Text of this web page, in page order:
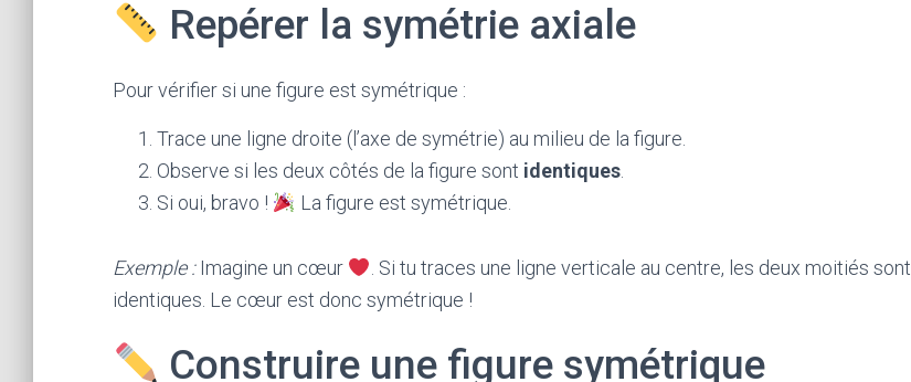
Repérer la symétrie axiale
Pour vérifier si une figure est symétrique :
Trace une ligne droite (l’axe de symétrie) au milieu de la figure.
Observe si les deux côtés de la figure sont identiques
Si oui, bravo !
La figure est symétrique.
Exemple :Imagine un cœur
. Si tu traces une ligne verticale au centre, les deux moitiés sont
identiques. Le cœur est donc symétrique !
Construire une figure symétrique